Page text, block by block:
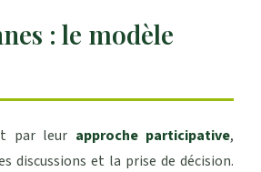
: le modèle
par leur approche participative,
discussions et la prise de décision.